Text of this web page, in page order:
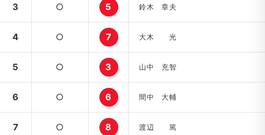
3 ○ 5 鈴木 章夫
4 ○ 7 大木 光
5 ○ 3 山中 充智
6 ○ 6 間中 大輔
7 ○ 8 渡辺 篤